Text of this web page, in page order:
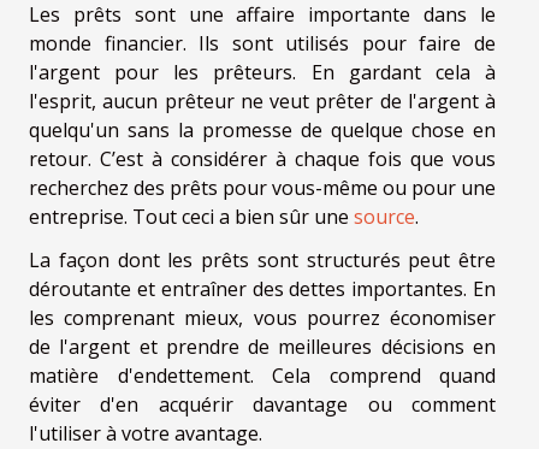
Les prêts sont une affaire importante dans le
monde financier. Ils sont utilisés pour faire de
l'argent pour les prêteurs. En gardant cela à
l'esprit, aucun prêteur ne veut prêter de l'argent à
quelqu'un sans la promesse de quelque chose en
retour. C’est à considérer à chaque fois que vous
recherchez des prêts pour vous-même ou pour une
entreprise. Tout ceci a bien sûr une source.
La façon dont les prêts sont structurés peut être
déroutante et entraîner des dettes importantes. En
les comprenant mieux, vous pourrez économiser
de l'argent et prendre de meilleures décisions en
matière d'endettement. Cela comprend quand
éviter d'en acquérir davantage ou comment
l'utiliser à votre avantage.